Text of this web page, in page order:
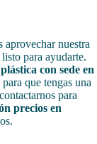
aprovechar nuestra
para ayudarte.
con sede en
que tengas una
para
precios en